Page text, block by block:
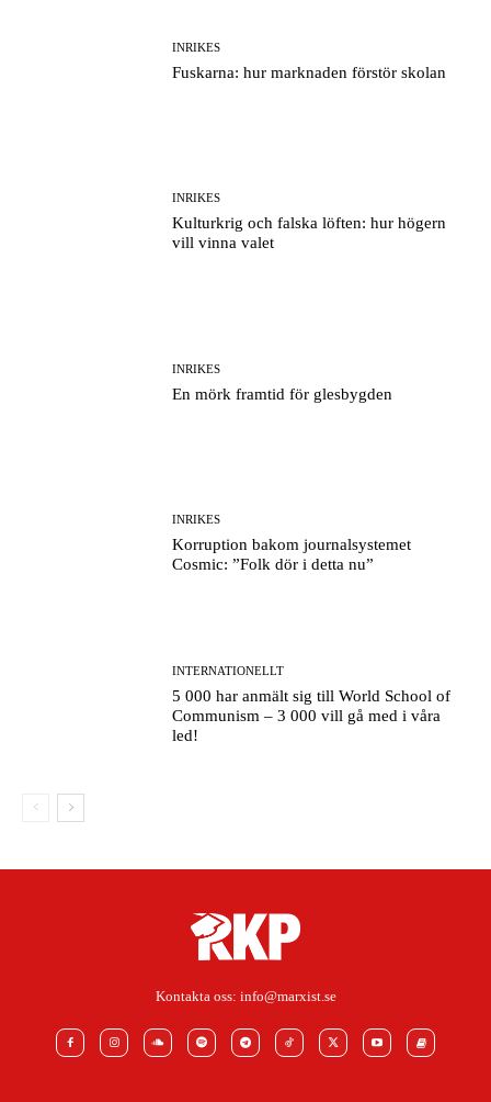
INRIKES
Fuskarna: hur marknaden förstör skolan
INRIKES
Kulturkrig och falska löften: hur högern
vill vinna valet
INRIKES
En mörk framtid för glesbygden
INRIKES
Korruption bakom journalsystemet
Cosmic: ”Folk dör i detta nu”
INTERNATIONELLT
5 000 har anmält sig till World School of
Communism – 3 000 vill gå med i våra
led!
Kontakta oss: info@marxist.se